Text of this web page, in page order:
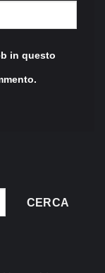
in questo
CERCA